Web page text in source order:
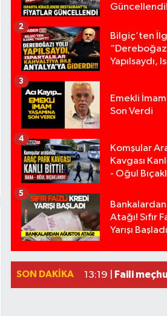
Bilgiç’ten
Yapılsaydı,
2
Emekli İmam
Son Verdi
3
Komşular
Kavgası
- Oğul
4
Atağı! Sıfır
Yarışı Başladı
5
SON DAKIKA
19:43 |
17:18 |Anız
17:08 |
13:19 |
Faili